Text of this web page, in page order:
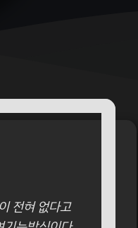
전혀 없다고